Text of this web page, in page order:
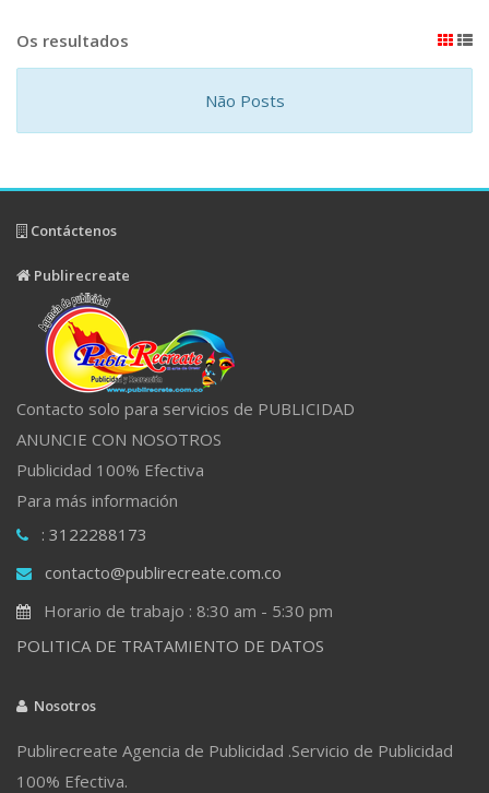
Os resultados
Não Posts
Contáctenos
Publirecreate
Contacto solo para servicios de PUBLICIDAD
ANUNCIE CON NOSOTROS
Publicidad 100% Efectiva
Para más información
: 3122288173
contacto@publirecreate.com.co
Horario de trabajo : 8:30 am - 5:30 pm
POLITICA DE TRATAMIENTO DE DATOS
Nosotros
Publirecreate Agencia de Publicidad .Servicio de Publicidad
100% Efectiva.